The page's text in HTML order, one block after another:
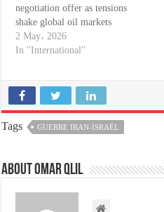
negotiation offer as tensions
shake global oil markets
2 May، 2026
In "International"
Tags GUERRE IRAN-ISRAËL
About omar qlil